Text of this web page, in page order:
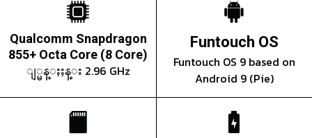
Qualcomm Snapdragon
855+ Octa Core (8 Core)
ျ္မန္ႏႈန္း 2.96 GHz
Funtouch OS
Funtouch OS 9 based on
Android 9 (Pie)